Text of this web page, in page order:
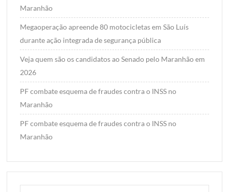
Maranhão
Megaoperação apreende 80 motocicletas em São Luís
durante ação integrada de segurança pública
Veja quem são os candidatos ao Senado pelo Maranhão em
2026
PF combate esquema de fraudes contra o INSS no
Maranhão
PF combate esquema de fraudes contra o INSS no
Maranhão